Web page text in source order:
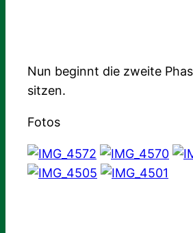
Nun beginnt die zweite
sitzen.
Fotos